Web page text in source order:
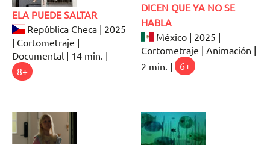
ELA PUEDE SALTAR
República Checa | 2025
| Cortometraje |
Documental | 14 min. |
8+
DICEN QUE YA NO SE
HABLA
México | 2025 |
Cortometraje | Animación |
2 min. |
6+